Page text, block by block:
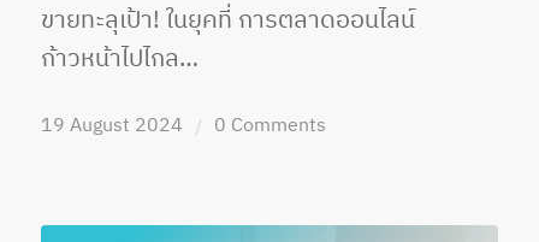
ขายทะลุเป้า! ในยุคที่ การตลาดออนไลน์
ก้าวหน้าไปไกล…
19 August 2024 / 0 Comments